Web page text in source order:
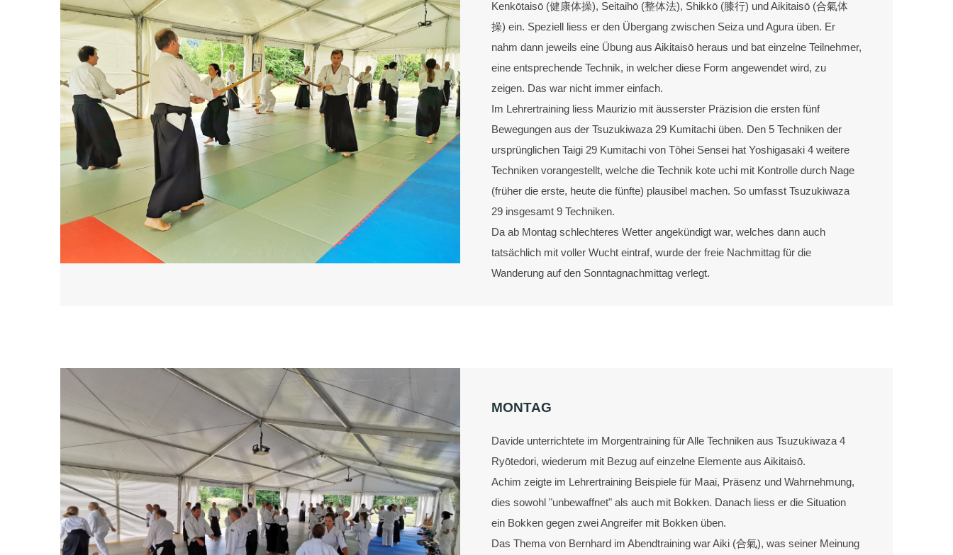
Kenkōtaisō (健康体操), Seitaihō (整体法), Shikkō (膝行) und Aikitaisō (合氣体
操) ein. Speziell liess er den Übergang zwischen Seiza und Agura üben. Er
nahm dann jeweils eine Übung aus Aikitaisō heraus und bat einzelne Teilnehmer,
eine entsprechende Technik, in welcher diese Form angewendet wird, zu
zeigen. Das war nicht immer einfach.
Im Lehrertraining liess Maurizio mit äusserster Präzision die ersten fünf
Bewegungen aus der Tsuzukiwaza 29 Kumitachi üben. Den 5 Techniken der
ursprünglichen Taigi 29 Kumitachi von Tōhei Sensei hat Yoshigasaki 4 weitere
Techniken vorangestellt, welche die Technik kote uchi mit Kontrolle durch Nage
(früher die erste, heute die fünfte) plausibel machen. So umfasst Tsuzukiwaza
29 insgesamt 9 Techniken.
Da ab Montag schlechteres Wetter angekündigt war, welches dann auch
tatsächlich mit voller Wucht eintraf, wurde der freie Nachmittag für die
Wanderung auf den Sonntagnachmittag verlegt.
MONTAG
Davide unterrichtete im Morgentraining für Alle Techniken aus Tsuzukiwaza 4
Ryōtedori, wiederum mit Bezug auf einzelne Elemente aus Aikitaisō.
Achim zeigte im Lehrertraining Beispiele für Maai, Präsenz und Wahrnehmung,
dies sowohl "unbewaffnet" als auch mit Bokken. Danach liess er die Situation
ein Bokken gegen zwei Angreifer mit Bokken üben.
Das Thema von Bernhard im Abendtraining war Aiki (合氣), was seiner Meinung